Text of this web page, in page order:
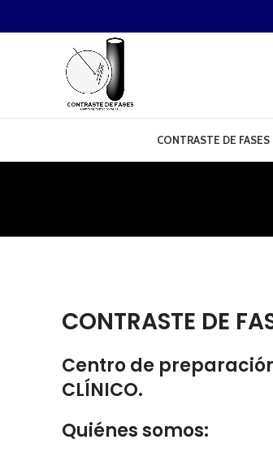
CONTRASTE DE FASES
CONTRASTE DE
Centro de preparación
CLÍNICO.
Quiénes somos: